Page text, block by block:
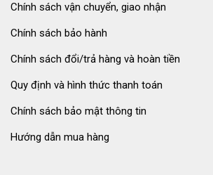
Chính sách vận chuyển, giao nhận
Chính sách bảo hành
Chính sách đổi/trả hàng và hoàn tiền
Quy định và hình thức thanh toán
Chính sách bảo mật thông tin
Hướng dẫn mua hàng